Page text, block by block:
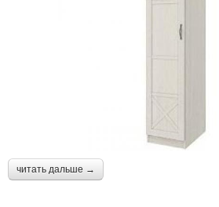
читать дальше →